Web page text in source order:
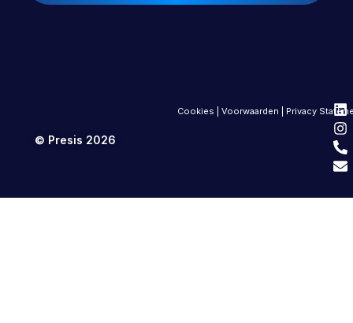
© Presis 2026
Cookies |Voorwaarden Privacy